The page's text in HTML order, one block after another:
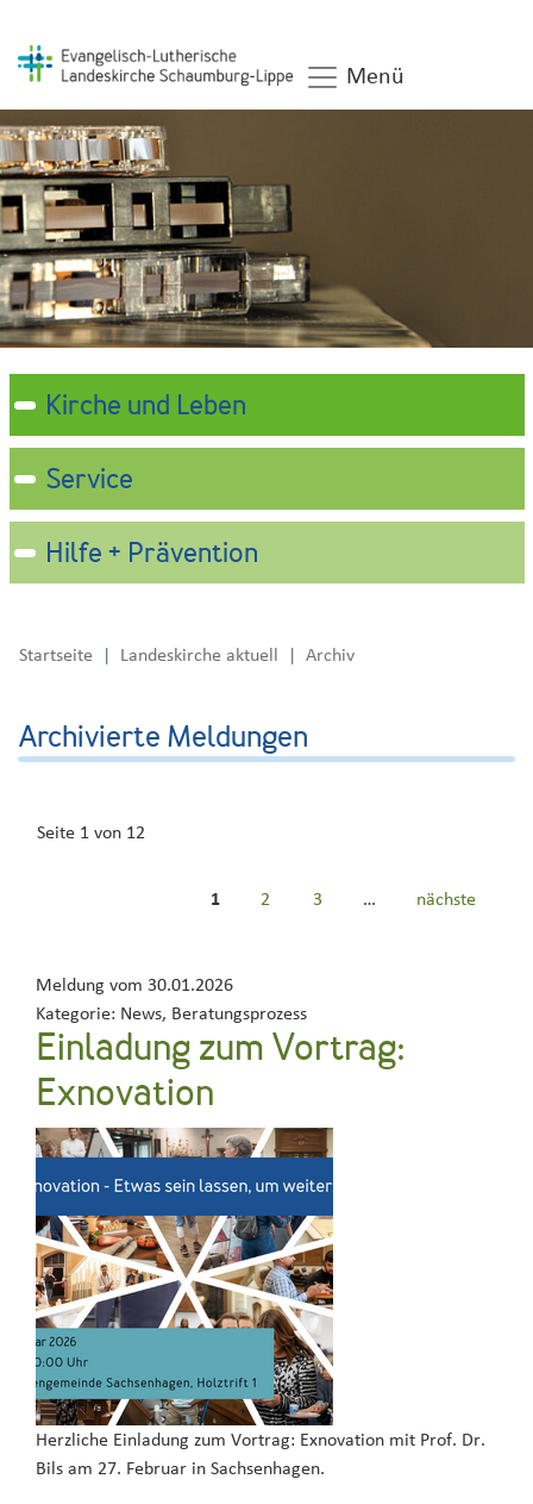
Menü
Kirche und Leben
Service
Hilfe + Prävention
Startseite Landeskirche aktuell Archiv
Archivierte Meldungen
Seite 1 von 12
1 2 3 … nächste
Meldung vom 30.01.2026
Kategorie: News, Beratungsprozess
Einladung zum Vortrag:
Exnovation
Herzliche Einladung zum Vortrag: Exnovation mit Prof. Dr.
Bils am 27. Februar in Sachsenhagen.